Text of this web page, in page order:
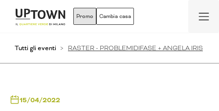
Promo Cambia casa
Tutti gli eventi RASTER - PROBLEMIDIFASE + ANGELA IRIS
15/04/2022